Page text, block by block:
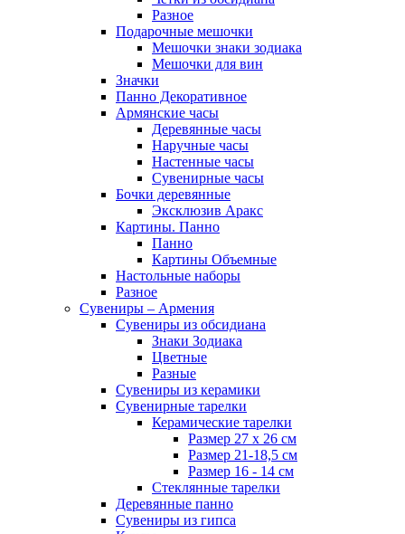
Разное
Подарочные мешочки
Мешочки знаки зодиака
Мешочки для вин
Значки
Панно Декоративное
Армянские часы
Деревянные часы
Наручные часы
Настенные часы
Сувенирные часы
Бочки деревянные
Эксклюзив Аракс
Картины. Панно
Панно
Картины Объемные
Настольные наборы
Разное
Сувениры – Армения
Сувениры из обсидиана
Знаки Зодиака
Цветные
Разные
Сувениры из керамики
Сувенирные тарелки
Керамические тарелки
Размер 27 х 26 см
Размер 21-18,5 см
Размер 16 - 14 см
Стеклянные тарелки
Деревянные панно
Сувениры из гипса